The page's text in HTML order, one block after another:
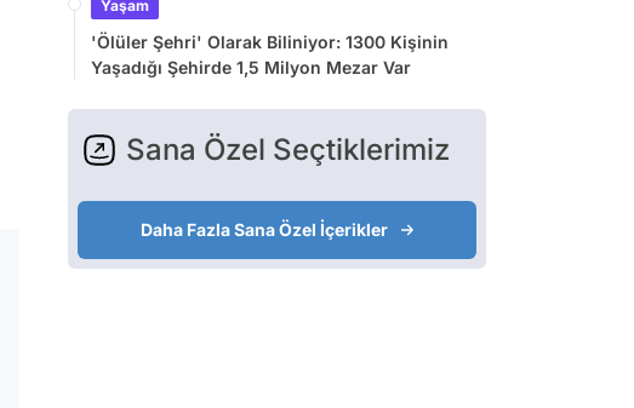
Yaşam
'Ölüler Şehri' Olarak Biliniyor: 1300 Kişinin
Yaşadığı Şehirde 1,5 Milyon Mezar Var
Sana Özel Seçtiklerimiz
Daha Fazla Sana Özel İçerikler